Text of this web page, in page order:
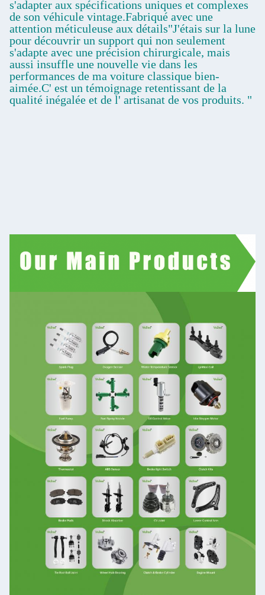
s'adapter aux spécifications uniques et complexes
de son véhicule vintage.Fabriqué avec une
attention méticuleuse aux détails"J'étais sur la lune
pour découvrir un support qui non seulement
s'adapte avec une précision chirurgicale, mais
aussi insuffle une nouvelle vie dans les
performances de ma voiture classique bien-
aimée.C' est un témoignage retentissant de la
qualité inégalée et de l' artisanat de vos produits. "